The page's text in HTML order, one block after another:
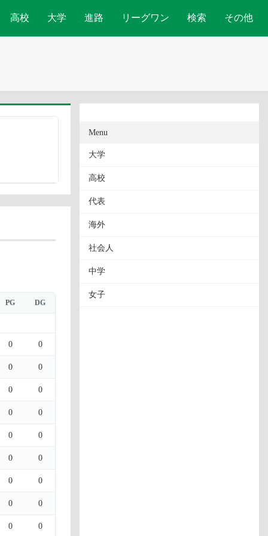
高校 大学 進路 リーグワン 検索 その他
PG DG
0 0
0 0
0 0
0 0
0 0
0 0
0 0
0 0
0 0
Menu
大学
高校
代表
海外
社会人
中学
女子